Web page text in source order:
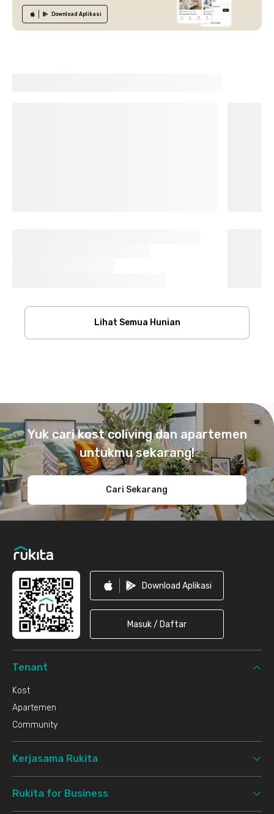
Download Aplikasi
Lihat Semua Hunian
Yuk cari kost coliving dan apartemen
untukmu sekarang!
Cari Sekarang
Download Aplikasi
Masuk / Daftar
Tenant
Kost
Apartemen
Community
Kerjasama Rukita
Rukita for Business